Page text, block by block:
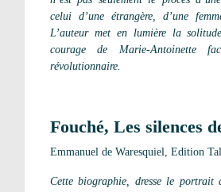
celui d’une étrangère, d’une
L’auteur met en lumière la
courage de Marie-Antoinette
révolutionnaire.
Fouché, Les silences
Emmanuel de Waresquiel, Edition
Cette biographie, dresse le portrait